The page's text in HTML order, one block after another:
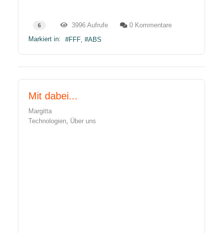
6 3996 Aufrufe
0 Kommentare
Markiert in:
FFF ABS
Mit dabei...
Margitta
Technologien Über uns